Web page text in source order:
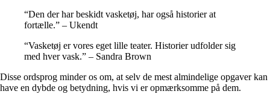
“Den der har beskidt vasketøj, har også historier at
fortælle.” – Ukendt
“Vasketøj er vores eget lille teater. Historier udfolder sig
med hver vask.” – Sandra Brown
Disse ordsprog minder os om, at selv de mest almindelige opgaver kan
have en dybde og betydning, hvis vi er opmærksomme på dem.